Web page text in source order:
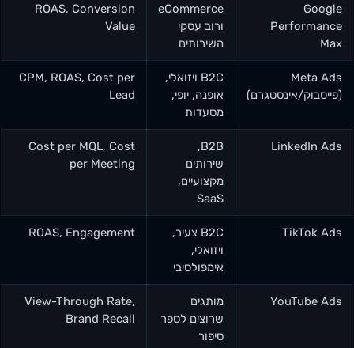
Google
Performance
Max
eCommerce
ורוב עסקי
השירותים
ROAS, Conversion
Value
Meta Ads
(פייסבוק/אינסטגרם)
B2C ויזואלי,
אופנה, יופי,
מסעדות
CPM, ROAS, Cost per
Lead
LinkedIn Ads
B2B,
שירותים
מקצועיים,
SaaS
Cost per MQL, Cost
per Meeting
TikTok Ads
B2C צעיר,
ויזואלי,
אימפולסיבי
ROAS, Engagement
YouTube Ads
מותגים
שרוצים לספר
סיפור
View-Through Rate,
Brand Recall